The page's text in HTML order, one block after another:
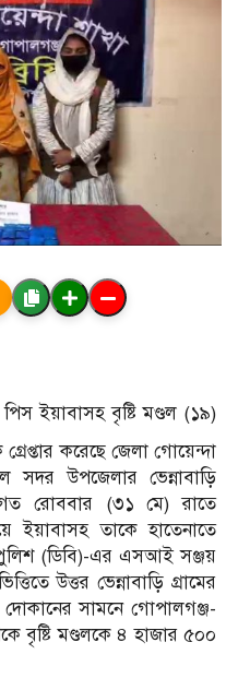
ইয়াবাসহ বৃষ্টি মণ্ডল (১৯)
করেছে জেলা গোয়েন্দা
সদর উপজেলার ভেন্নাবাড়ি
রোববার (৩১ মে) রাতে
ইয়াবাসহ তাকে হাতেনাতে
(ডিবি)-এর এসআই সঞ্জয়
উত্তর ভেন্নাবাড়ি গ্রামের
দোকানের সামনে গোপালগঞ্জ-
বৃষ্টি মণ্ডলকে ৪ হাজার ৫০০